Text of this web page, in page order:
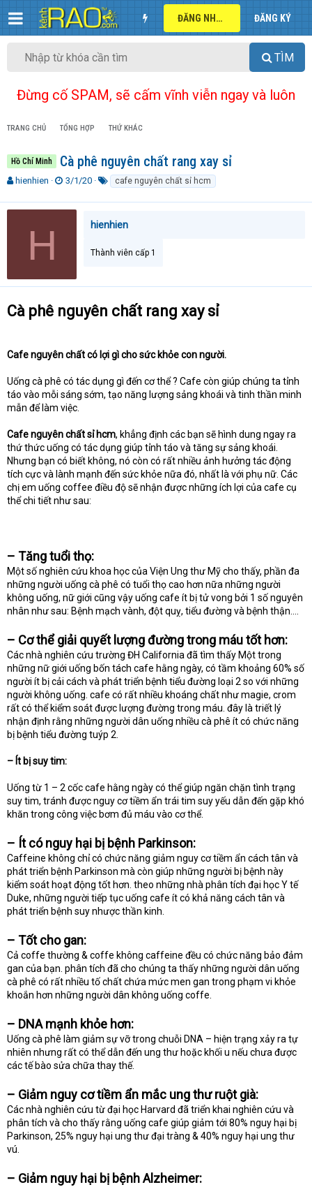
ĐĂNG NHẬP ĐĂNG KÝ
TÌM
Đừng cố SPAM, sẽ cấm vĩnh viễn ngay và luôn
TRANG CHỦ TỔNG HỢP THỨ KHÁC
Hồ Chí Minh Cà phê nguyên chất rang xay sỉ
T
r
a
t
e
hienhien
N
à
3/1/20
k
h
ó
cafe nguyên chất sỉ hcm
H hienhien
Thành viên cấp 1
Cà phê nguyên chất rang xay sỉ
Cafe nguyên chất có lợi gì cho sức khỏe con người.
Uống cà phê có tác dụng gì đến cơ thể ? Cafe còn giúp chúng ta tỉnh
táo vào mỗi sáng sớm, tạo năng lượng sảng khoái và tinh thần minh
mẫn để làm việc.
Cafe nguyên chất sỉ hcm, khẳng định các bạn sẽ hình dung ngay ra
thứ thức uống có tác dụng giúp tỉnh táo và tăng sự sảng khoái.
Nhưng bạn có biết không, nó còn có rất nhiều ảnh hưởng tác động
tích cực và lành mạnh đến sức khỏe nữa đó, nhất là với phụ nữ. Các
chị em uống coffee điều độ sẽ nhận được những ích lợi của cafe cụ
thể chi tiết như sau:
– Tăng tuổi thọ:
Một số nghiên cứu khoa học của Viện Ung thư Mỹ cho thấy, phần đa
những người uống cà phê có tuổi thọ cao hơn nữa những người
không uống, nữ giới cũng vậy uống cafe ít bị tử vong bởi 1 số nguyên
nhân như sau: Bệnh mạch vành, đột quỵ, tiểu đường và bệnh thận....
– Cơ thể giải quyết lượng đường trong máu tốt hơn:
Các nhà nghiên cứu trường ĐH California đã tìm thấy Một trong
những nữ giới uống bốn tách cafe hằng ngày, có tầm khoảng 60% số
người ít bị cải cách và phát triển bệnh tiểu đường loại 2 so với những
người không uống. cafe có rất nhiều khoáng chất như magie, crom
rất có thể kiểm soát được lượng đường trong máu. đây là triết lý
nhận định rằng những người dân uống nhiều cà phê ít có chức năng
bị bệnh tiểu đường tuýp 2.
– Ít bị suy tim:
Uống từ 1 – 2 cốc cafe hằng ngày có thể giúp ngăn chặn tình trạng
suy tim, tránh được nguy cơ tiềm ẩn trái tim suy yếu dẫn đến gặp khó
khăn trong công việc bơm đủ máu vào cơ thể.
– Ít có nguy hại bị bệnh Parkinson:
Caffeine không chỉ có chức năng giảm nguy cơ tiềm ẩn cách tân và
phát triển bệnh Parkinson mà còn giúp những người bị bệnh này
kiểm soát hoạt động tốt hơn. theo những nhà phân tích đại học Y tế
Duke, những người tiếp tục uống cafe ít có khả năng cách tân và
phát triển bệnh suy nhược thần kinh.
– Tốt cho gan:
Cả coffe thường & coffe không caffeine đều có chức năng bảo đảm
gan của bạn. phân tích đã cho chúng ta thấy những người dân uống
cà phê có rất nhiều tố chất chứa mức men gan trong phạm vi khỏe
khoắn hơn những người dân không uống coffe.
– DNA mạnh khỏe hơn:
Uống cà phê làm giảm sự vỡ trong chuỗi DNA – hiện trạng xảy ra tự
nhiên nhưng rất có thể dẫn đến ung thư hoặc khối u nếu chưa được
các tế bào sửa chữa thay thế.
– Giảm nguy cơ tiềm ẩn mắc ung thư ruột già:
Các nhà nghiên cứu từ đại học Harvard đã triển khai nghiên cứu và
phân tích và cho thấy rằng uống cafe giúp giảm tới 80% nguy hại bị
Parkinson, 25% nguy hại ung thư đại tràng & 40% nguy hại ung thư
vú.
– Giảm nguy hại bị bệnh Alzheimer: